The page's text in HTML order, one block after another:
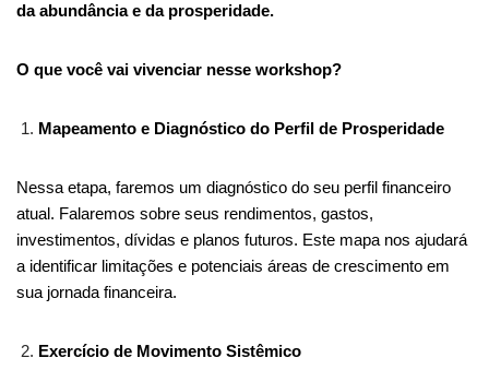
da abundância e da prosperidade.
O que você vai vivenciar nesse workshop?
Mapeamento e Diagnóstico do Perfil de Prosperidade
Nessa etapa, faremos um diagnóstico do seu perfil financeiro
atual. Falaremos sobre seus rendimentos, gastos,
investimentos, dívidas e planos futuros. Este mapa nos ajudará
a identificar limitações e potenciais áreas de crescimento em
sua jornada financeira.
Exercício de Movimento Sistêmico